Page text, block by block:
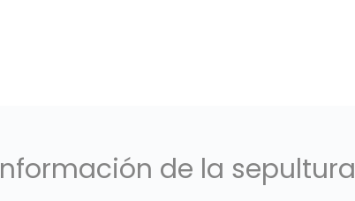
de la sepultura